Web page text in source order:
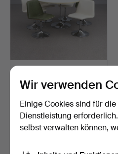
SIEBENTEILIG.
JOHANSON DESIGN L…
Beendet 6. Jan 2026
2 Gebote
232 USD
Wir verwenden
Einige Cookies sind für
Dienstleistung
selbst verwalten können,